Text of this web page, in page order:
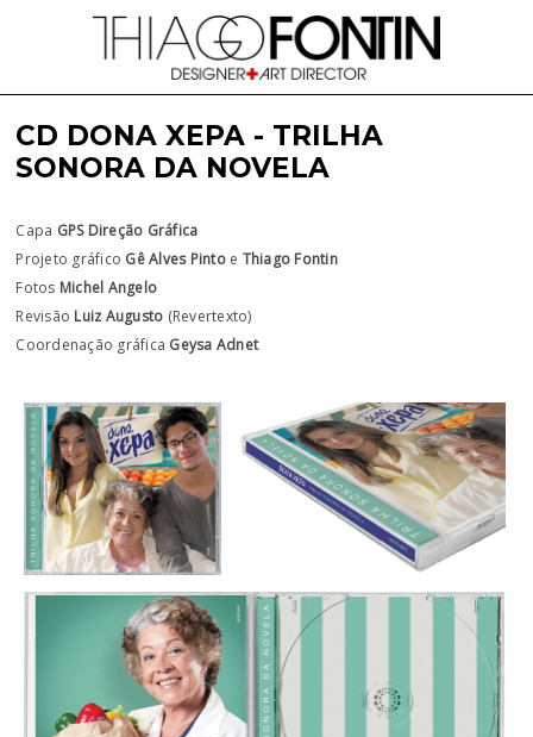
CD DONA XEPA - TRILHA
SONORA DA NOVELA
Capa GPS Direção Gráfica
Projeto gráfico Gê Alves Pintoe Thiago Fontin
Fotos Michel Angelo
Revisão Luiz Augusto (Revertexto)
Coordenação gráfica Geysa Adnet